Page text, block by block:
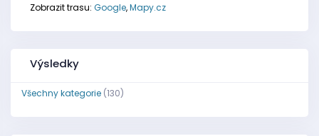
Zobrazit trasu: Google,Mapy.cz
Výsledky
Všechny kategorie(130)